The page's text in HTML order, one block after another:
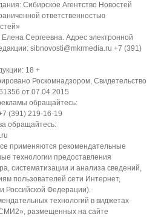
Сибирское Агентство Новостей
ответственностью
Сергеевна. Адрес электронной
sibnovosti@mkrmedia.ru +7 (391)
18 +
Роскомнадзором, Свидетельство
от 07.04.2015
обращайтесь:
(391) 219-16-19
обращайтесь:
применяются рекомендательные
технологии предоставления
систематизации и анализа сведений,
пользователей сети Интернет,
Российской Федерации).
технологий в виджетах
размещенных на сайте